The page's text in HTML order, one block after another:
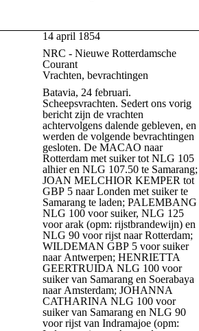
14 april 1854
NRC - Nieuwe Rotterdamsche
Courant
Vrachten, bevrachtingen
Batavia, 24 februari.
Scheepsvrachten. Sedert ons vorig
bericht zijn de vrachten
achtervolgens dalende gebleven, en
werden de volgende bevrachtingen
gesloten. De MACAO naar
Rotterdam met suiker tot NLG 105
alhier en NLG 107.50 te Samarang;
JOAN MELCHIOR KEMPER tot
GBP 5 naar Londen met suiker te
Samarang te laden; PALEMBANG
NLG 100 voor suiker, NLG 125
voor arak (opm: rijstbrandewijn) en
NLG 90 voor rijst naar Rotterdam;
WILDEMAN GBP 5 voor suiker
naar Antwerpen; HENRIETTA
GEERTRUIDA NLG 100 voor
suiker van Samarang en Soerabaya
naar Amsterdam; JOHANNA
CATHARINA NLG 100 voor
suiker van Samarang en NLG 90
voor rijst van Indramajoe (opm: